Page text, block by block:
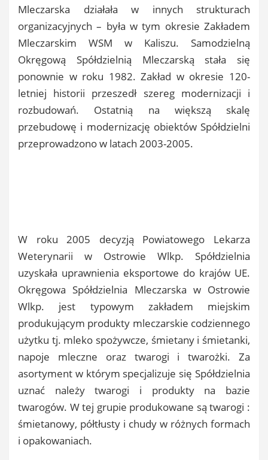
Mleczarska działała w innych strukturach
organizacyjnych – była w tym okresie Zakładem
Mleczarskim WSM w Kaliszu. Samodzielną
Okręgową Spółdzielnią Mleczarską stała się
ponownie w roku 1982. Zakład w okresie 120-
letniej historii przeszedł szereg modernizacji i
rozbudowań. Ostatnią na większą skalę
przebudowę i modernizację obiektów Spółdzielni
przeprowadzono w latach 2003-2005.
W roku 2005 decyzją Powiatowego Lekarza
Weterynarii w Ostrowie Wlkp. Spółdzielnia
uzyskała uprawnienia eksportowe do krajów UE.
Okręgowa Spółdzielnia Mleczarska w Ostrowie
Wlkp. jest typowym zakładem miejskim
produkującym produkty mleczarskie codziennego
użytku tj. mleko spożywcze, śmietany i śmietanki,
napoje mleczne oraz twarogi i twarożki. Za
asortyment w którym specjalizuje się Spółdzielnia
uznać należy twarogi i produkty na bazie
twarogów. W tej grupie produkowane są twarogi :
śmietanowy, półtłusty i chudy w różnych formach
i opakowaniach.